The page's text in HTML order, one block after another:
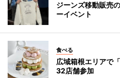
ジーンズ移動販売
ーイベント
食べる
広域箱根エリアで
32店舗参加